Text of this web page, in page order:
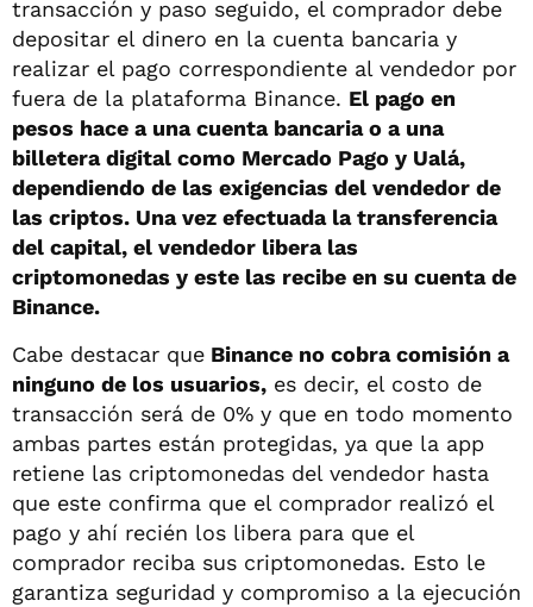
transacción y paso seguido, el comprador debe
depositar el dinero en la cuenta bancaria y
realizar el pago correspondiente al vendedor por
fuera de la plataforma Binance. El pago en
pesos hace a una cuenta bancaria o a una
billetera digital como Mercado Pago y Ualá,
dependiendo de las exigencias del vendedor de
las criptos. Una vez efectuada la transferencia
del capital, el vendedor libera las
criptomonedas y este las recibe en su cuenta de
Binance.
Cabe destacar que Binance no cobra comisión a
ninguno de los usuarios, es decir, el costo de
transacción será de 0% y que en todo momento
ambas partes están protegidas, ya que la app
retiene las criptomonedas del vendedor hasta
que este confirma que el comprador realizó el
pago y ahí recién los libera para que el
comprador reciba sus criptomonedas. Esto le
garantiza seguridad y compromiso a la ejecución